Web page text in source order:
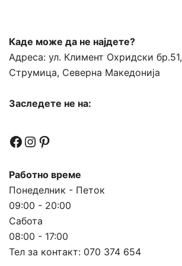
Каде може да не најдете?
Адреса: ул. Климент Охридски бр.51,
Струмица, Северна Македонија
Заследете не на:
Facebook
Instagram
Pinterest
Работно време
Понеделник - Петок
09:00 - 20:00
Сабота
08:00 - 17:00
Тел за контакт: 070 374 654